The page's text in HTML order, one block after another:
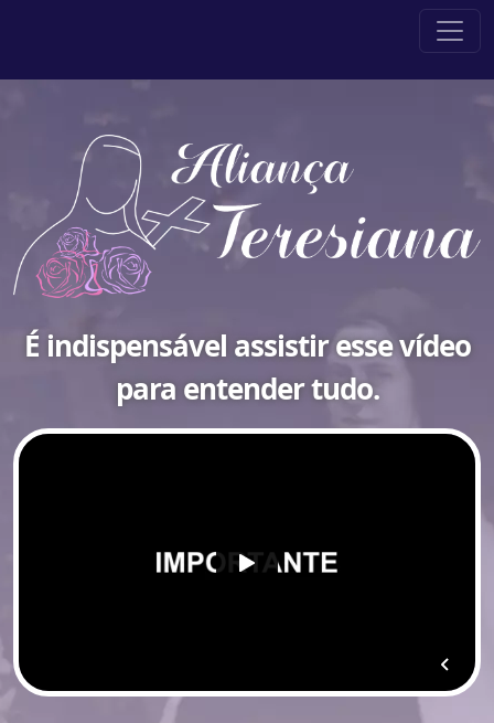
É indispensável assistir esse vídeo
para entender tudo.